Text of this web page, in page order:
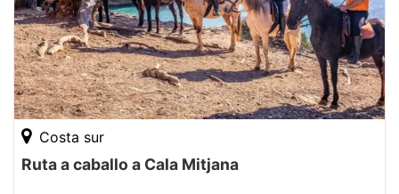
Costa sur
Ruta a caballo a Cala Mitjana